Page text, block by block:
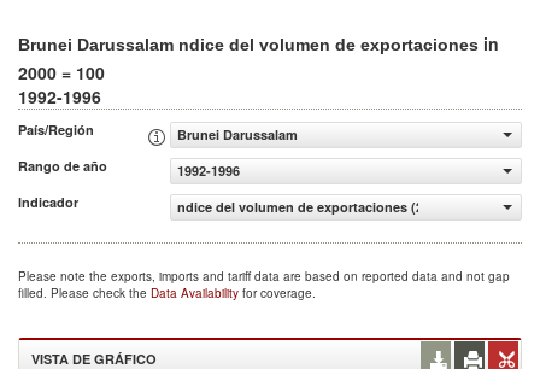
Brunei Darussalam ndice del volumen de exportaciones in
2000 = 100
1992-1996
País/Región
Brunei Darussalam
Rango de año
1992-1996
Indicador
ndice del volumen de exportaciones (2000 = 100)
Please note the exports, imports and tariff data are based on reported data and not gap
filled. Please check the Data Availability for coverage.
VISTA DE GRÁFICO